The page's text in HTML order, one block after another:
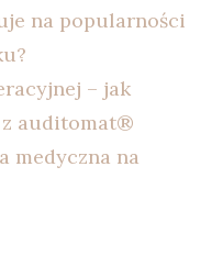
na popularności
– jak
z auditomat®
medyczna na